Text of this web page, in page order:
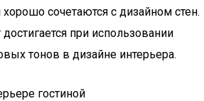
сочетаются с дизайном стен.
при использовании
тонов в дизайне интерьера.